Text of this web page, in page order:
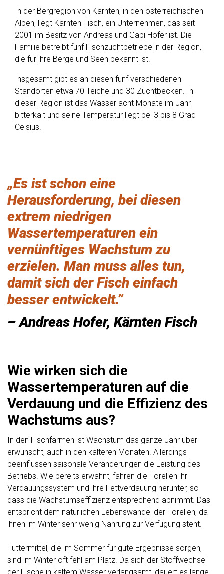
In der Bergregion von Kärnten, in den österreichischen
Alpen, liegt Kärnten Fisch, ein Unternehmen, das seit
2001 im Besitz von Andreas und Gabi Hofer ist. Die
Familie betreibt fünf Fischzuchtbetriebe in der Region,
die für ihre Berge und Seen bekannt ist.
Insgesamt gibt es an diesen fünf verschiedenen
Standorten etwa 70 Teiche und 30 Zuchtbecken. In
dieser Region ist das Wasser acht Monate im Jahr
bitterkalt und seine Temperatur liegt bei 3 bis 8 Grad
Celsius.
„Es ist schon eine
Herausforderung, bei diesen
extrem niedrigen
Wassertemperaturen ein
vernünftiges Wachstum zu
erzielen. Man muss alles tun,
damit sich der Fisch einfach
besser entwickelt.”
– Andreas Hofer, Kärnten Fisch
Wie wirken sich die
Wassertemperaturen auf die
Verdauung und die Effizienz des
Wachstums aus?
In den Fischfarmen ist Wachstum das ganze Jahr über
erwünscht, auch in den kälteren Monaten. Allerdings
beeinflussen saisonale Veränderungen die Leistung des
Betriebs. Wie bereits erwähnt, fahren die Forellen ihr
Verdauungssystem und ihre Fettverdauung herunter, so
dass die Wachstumseffizienz entsprechend abnimmt. Das
entspricht dem natürlichen Lebenswandel der Forellen, da
ihnen im Winter sehr wenig Nahrung zur Verfügung steht.
Futtermittel, die im Sommer für gute Ergebnisse sorgen,
sind im Winter oft fehl am Platz. Da sich der Stoffwechsel